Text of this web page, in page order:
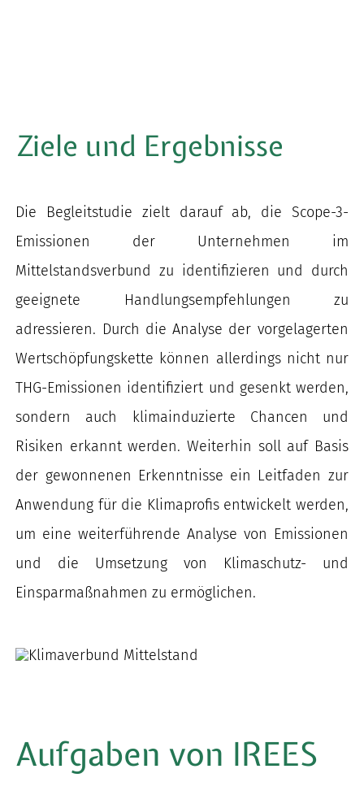
Ziele und Ergebnisse
Die Begleitstudie zielt darauf ab, die Scope-3-
Emissionen der Unternehmen im
Mittelstandsverbund zu identifizieren und durch
geeignete Handlungsempfehlungen zu
adressieren. Durch die Analyse der vorgelagerten
Wertschöpfungskette können allerdings nicht nur
THG-Emissionen identifiziert und gesenkt werden,
sondern auch klimainduzierte Chancen und
Risiken erkannt werden. Weiterhin soll auf Basis
der gewonnenen Erkenntnisse ein Leitfaden zur
Anwendung für die Klimaprofis entwickelt werden,
um eine weiterführende Analyse von Emissionen
und die Umsetzung von Klimaschutz- und
Einsparmaßnahmen zu ermöglichen.
Aufgaben von IREES